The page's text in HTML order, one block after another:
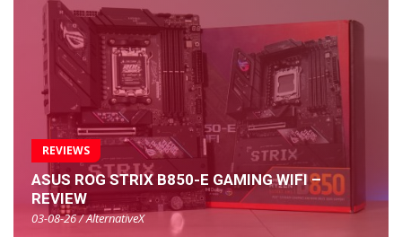
REVIEWS
ASUS ROG STRIX B850-E GAMING WIFI –
REVIEW
03-08-26 / AlternativeX